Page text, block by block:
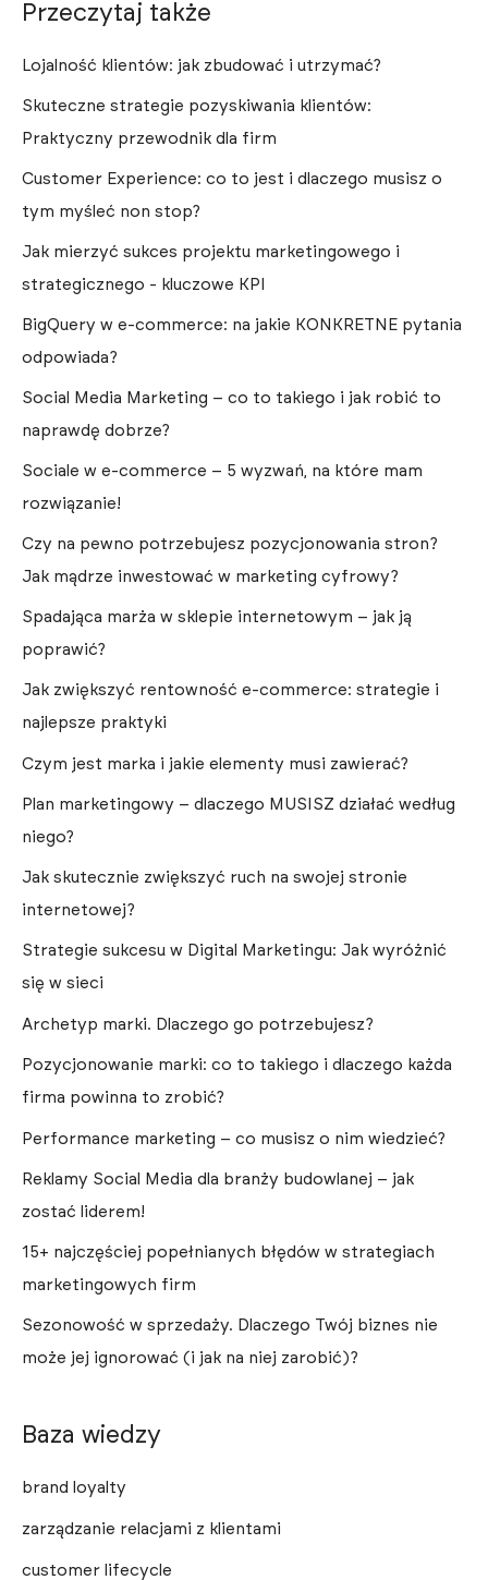
Przeczytaj także
Lojalność klientów: jak zbudować i utrzymać?
Skuteczne strategie pozyskiwania klientów:
Praktyczny przewodnik dla firm
Customer Experience: co to jest i dlaczego musisz o
tym myśleć non stop?
Jak mierzyć sukces projektu marketingowego i
strategicznego - kluczowe KPI
BigQuery w e-commerce: na jakie KONKRETNE pytania
odpowiada?
Social Media Marketing – co to takiego i jak robić to
naprawdę dobrze?
Sociale w e-commerce – 5 wyzwań, na które mam
rozwiązanie!
Czy na pewno potrzebujesz pozycjonowania stron?
Jak mądrze inwestować w marketing cyfrowy?
Spadająca marża w sklepie internetowym – jak ją
poprawić?
Jak zwiększyć rentowność e-commerce: strategie i
najlepsze praktyki
Czym jest marka i jakie elementy musi zawierać?
Plan marketingowy – dlaczego MUSISZ działać według
niego?
Jak skutecznie zwiększyć ruch na swojej stronie
internetowej?
Strategie sukcesu w Digital Marketingu: Jak wyróżnić
się w sieci
Archetyp marki. Dlaczego go potrzebujesz?
Pozycjonowanie marki: co to takiego i dlaczego każda
firma powinna to zrobić?
Performance marketing – co musisz o nim wiedzieć?
Reklamy Social Media dla branży budowlanej – jak
zostać liderem!
15+ najczęściej popełnianych błędów w strategiach
marketingowych firm
Sezonowość w sprzedaży. Dlaczego Twój biznes nie
może jej ignorować (i jak na niej zarobić)?
Baza wiedzy
brand loyalty
zarządzanie relacjami z klientami
customer lifecycle